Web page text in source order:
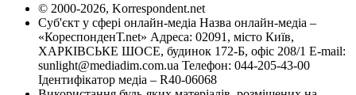
© 2000-2026, Korrespondent.net
Суб'єкт у сфері онлайн-медіа Назва онлайн-медіа –
«КореспонденТ.net» Адреса: 02091, місто Київ,
ХАРКІВСЬКЕ ШОСЕ, будинок 172-Б, офіс 208/1 E-mail:
sunlight@mediadim.com.ua Телефон: 044-205-43-00
Ідентифікатор медіа – R40-06068